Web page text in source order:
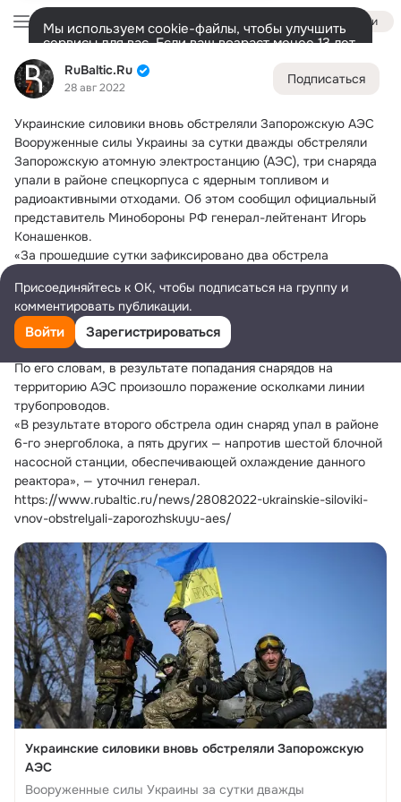
RuBaltic.Ru
28 авг 2022
Подписаться
Украинские силовики вновь обстреляли Запорожскую АЭС
Вооруженные силы Украины за сутки дважды обстреляли
Запорожскую атомную электростанцию (АЭС), три снаряда
упали в районе спецкорпуса с ядерным топливом и
радиоактивными отходами. Об этом сообщил официальный
представитель Минобороны РФ генерал-лейтенант Игорь
Конашенков.
«За прошедшие сутки зафиксировано два обстрела
атомной станции. Всего было выпущено девять снарядов,
три из которых упали в районе спецкорпуса №2, в котором
хранится новое ядерное топливо фирмы "ТВЭЛ" и твердые
радиоактивные отходы», — сказал Конашенков.
По его словам, в результате попадания снарядов на
территорию АЭС произошло поражение осколками линии
трубопроводов.
«В результате второго обстрела один снаряд упал в районе
6-го энергоблока, а пять других — напротив шестой блочной
насосной станции, обеспечивающей охлаждение данного
реактора», — уточнил генерал.
https://www.rubaltic.ru/news/28082022-ukrainskie-siloviki-
vnov-obstrelyali-zaporozhskuyu-aes/
Украинские силовики вновь обстреляли Запорожскую
АЭС
Вооруженные силы Украины за сутки дважды
Войти
Мы используем cookie-файлы, чтобы улучшить
сервисы для вас. Если ваш возраст менее 13 лет,
настроить cookie-файлы должен ваш законный
представитель.Больше информации
Разрешить все
RuBaltic.Ru
Лента
Дополнительная
колонка
Всё 49 591 Обсуждаемые
Присоединяйтесь к ОК, чтобы подписаться на группу и
комментировать публикации.
Войти Зарегистрироваться